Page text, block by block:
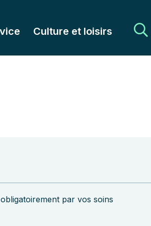
Culture et loisirs
par vos soins